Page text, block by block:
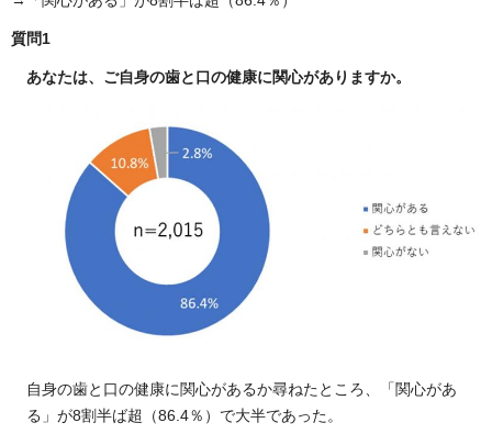
質問1
あなたは、ご自身の歯と口の健康に関心がありますか。
自身の歯と口の健康に関心があるか尋ねたところ、「関心があ
る」が8割半ば超（86.4％）で大半であった。